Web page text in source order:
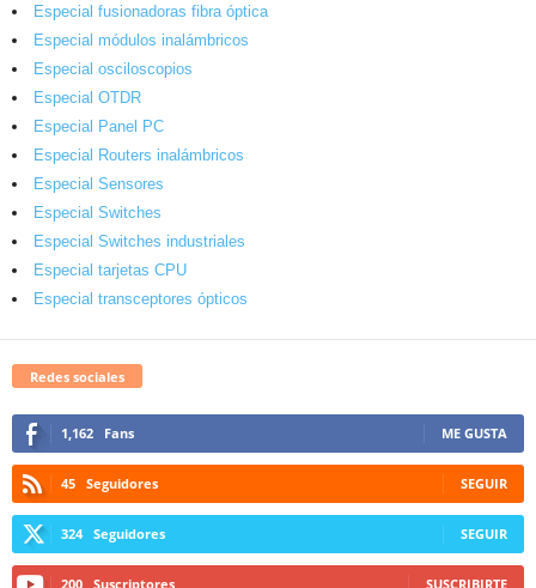
Especial fusionadoras fibra óptica
Especial módulos inalámbricos
Especial osciloscopios
Especial OTDR
Especial Panel PC
Especial Routers inalámbricos
Especial Sensores
Especial Switches
Especial Switches industriales
Especial tarjetas CPU
Especial transceptores ópticos
Redes sociales
1,162 Fans ME GUSTA
45 Seguidores SEGUIR
324 Seguidores SEGUIR
200 Suscriptores SUSCRIBIRTE